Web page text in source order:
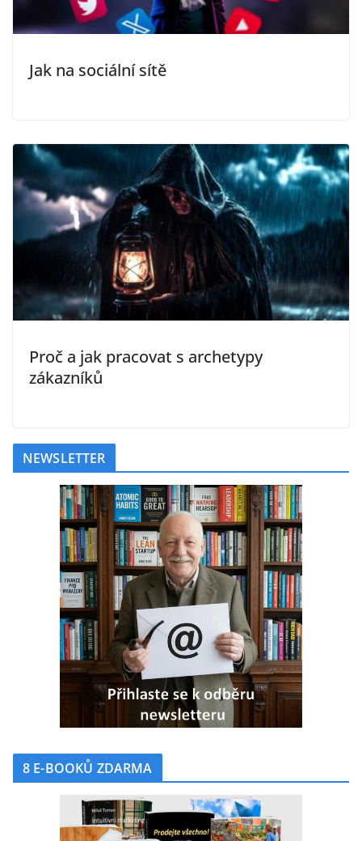
Jak na sociální sítě
Proč a jak pracovat s archetypy
zákazníků
NEWSLETTER
8 E-BOOKŮ ZDARMA